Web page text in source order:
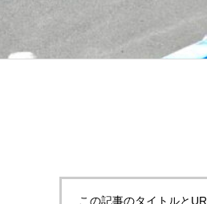
この記事のタイトルと